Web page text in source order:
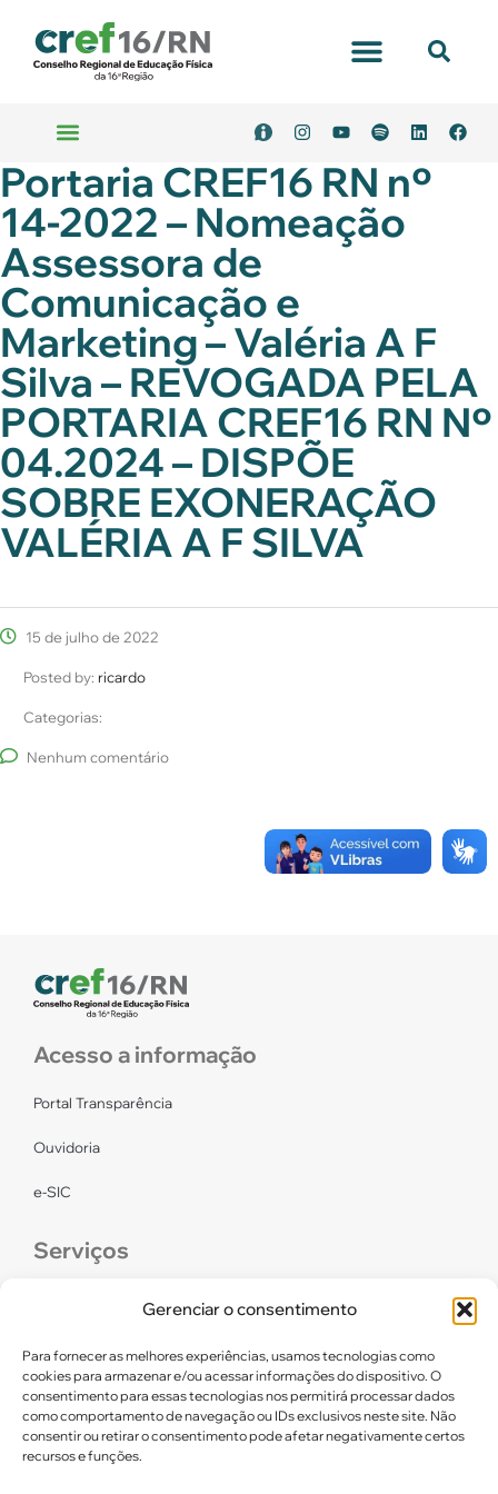
Gerenciar o consentimento
Para fornecer as melhores experiências, usamos tecnologias como
cookies para armazenar e/ou acessar informações do dispositivo. O
consentimento para essas tecnologias nos permitirá processar dados
como comportamento de navegação ou IDs exclusivos neste site. Não
consentir ou retirar o consentimento pode afetar negativamente certos
recursos e funções.
Portaria CREF16 RN nº
14-2022 – Nomeação
Assessora de
Comunicação e
Marketing – Valéria A F
Silva – REVOGADA PELA
PORTARIA CREF16 RN Nº
04.2024 – DISPÕE
SOBRE EXONERAÇÃO
VALÉRIA A F SILVA
15 de julho de 2022
Posted by: ricardo
Categorias:
Nenhum comentário
Acesso a informação
Portal Transparência
Ouvidoria
e-SIC
Serviços
Links úteis
Certidão de Quitação Eleitoral